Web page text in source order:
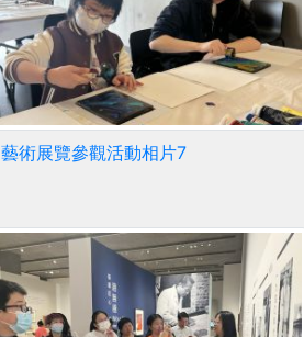
藝術展覽參觀活動相片7